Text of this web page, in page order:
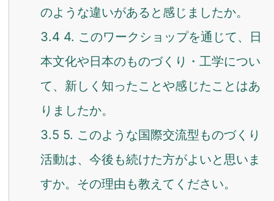
のような違いがあると感じましたか。
3.4 4. このワークショップを通じて、日
本文化や日本のものづくり・工学につい
て、新しく知ったことや感じたことはあ
りましたか。
3.5 5. このような国際交流型ものづくり
活動は、今後も続けた方がよいと思いま
すか。その理由も教えてください。